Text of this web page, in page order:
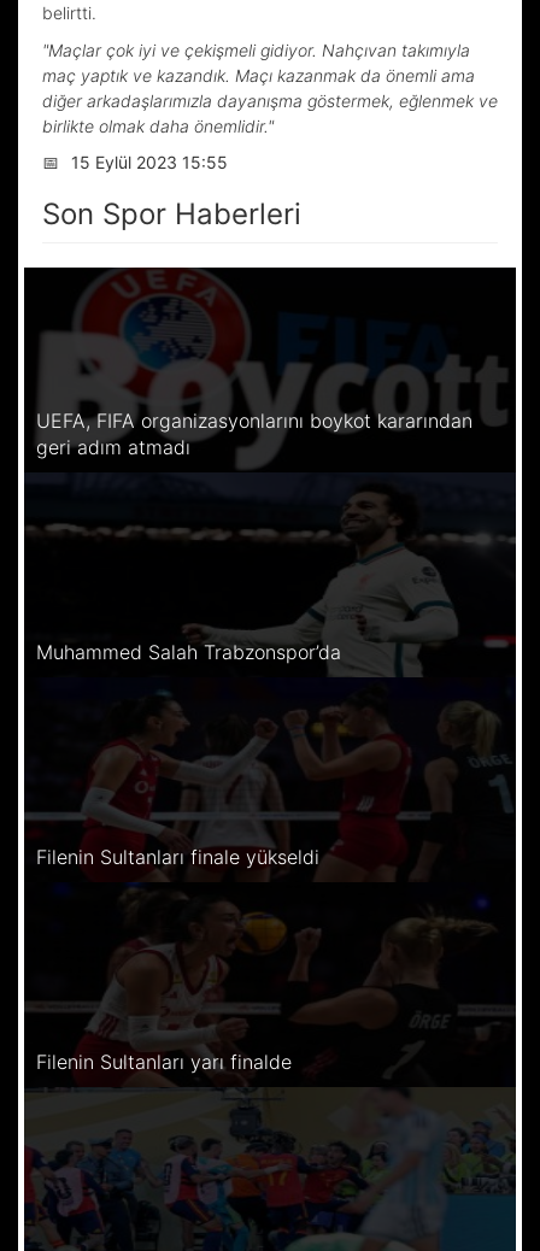
belirtti.
"Maçlar çok iyi ve çekişmeli gidiyor. Nahçıvan takımıyla
maç yaptık ve kazandık. Maçı kazanmak da önemli ama
diğer arkadaşlarımızla dayanışma göstermek, eğlenmek ve
birlikte olmak daha önemlidir."
📅
15 Eylül 2023 15:55
Son Spor Haberleri
UEFA, FIFA organizasyonlarını boykot kararından
geri adım atmadı
Muhammed Salah Trabzonspor’da
Filenin Sultanları finale yükseldi
Filenin Sultanları yarı finalde